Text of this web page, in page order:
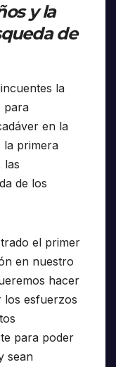
y la
de
la
para
en la
la primera
las
de los
el primer
en nuestro
hacer
los esfuerzos
para poder
sean